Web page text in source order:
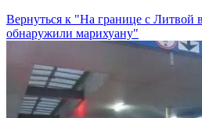
Вернуться к "На границе с Литвой
обнаружили марихуану"